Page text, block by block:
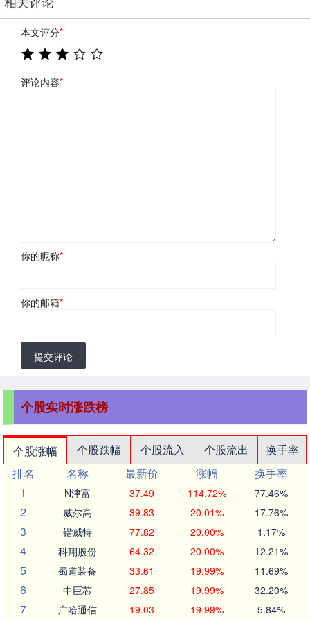
本文评分*
评论内容*
你的昵称*
你的邮箱*
提交评论
个股实时涨跌榜
个股涨幅 个股跌幅 个股流入 个股流出
换手率
排名
名称 最新价 涨幅
换手率
1
N津富 37.49 114.72% 77.46%
2 威尔高 39.83 20.01% 17.76%
3 锴威特 77.82 20.00% 1.17%
4 科翔股份 64.32 20.00% 12.21%
5 蜀道装备 33.61 19.99% 11.69%
6 中巨芯 27.85 19.99% 32.20%
7 广哈通信 19.03 19.99% 5.84%